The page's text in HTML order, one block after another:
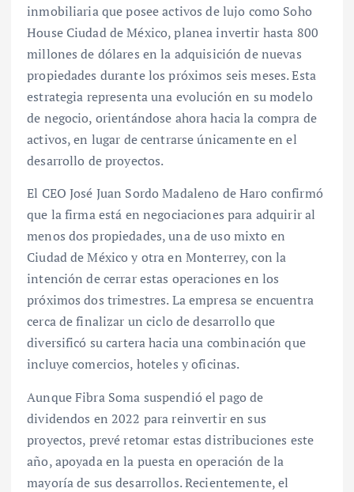
inmobiliaria que posee activos de lujo como Soho
House Ciudad de México, planea invertir hasta 800
millones de dólares en la adquisición de nuevas
propiedades durante los próximos seis meses. Esta
estrategia representa una evolución en su modelo
de negocio, orientándose ahora hacia la compra de
activos, en lugar de centrarse únicamente en el
desarrollo de proyectos.
El CEO José Juan Sordo Madaleno de Haro confirmó
que la firma está en negociaciones para adquirir al
menos dos propiedades, una de uso mixto en
Ciudad de México y otra en Monterrey, con la
intención de cerrar estas operaciones en los
próximos dos trimestres. La empresa se encuentra
cerca de finalizar un ciclo de desarrollo que
diversificó su cartera hacia una combinación que
incluye comercios, hoteles y oficinas.
Aunque Fibra Soma suspendió el pago de
dividendos en 2022 para reinvertir en sus
proyectos, prevé retomar estas distribuciones este
año, apoyada en la puesta en operación de la
mayoría de sus desarrollos. Recientemente, el